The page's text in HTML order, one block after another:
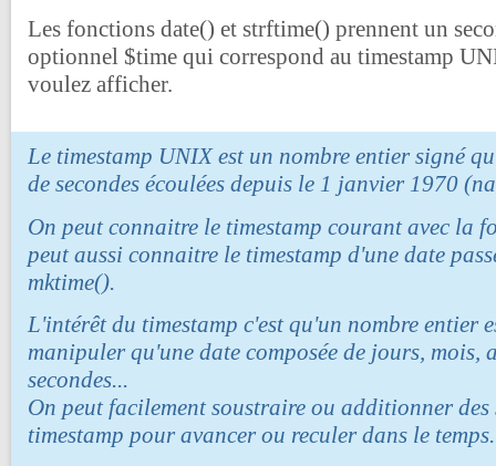
Les fonctions date() et strftime() prennent un
optionnel $time qui correspond au timestamp
voulez afficher.
Le timestamp UNIX est un nombre entier signé
de secondes écoulées depuis le 1 janvier 1970
On peut connaitre le timestamp courant avec la
peut aussi connaitre le timestamp d'une date
mktime().
L'intérêt du timestamp c'est qu'un nombre entier
manipuler qu'une date composée de jours, mois,
secondes...
On peut facilement soustraire ou additionner des
timestamp pour avancer ou reculer dans le temps.